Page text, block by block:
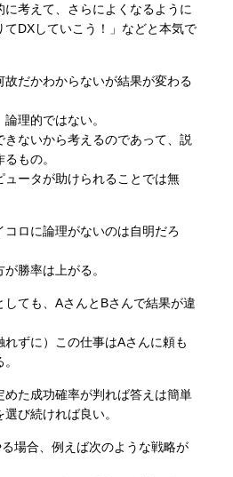
に考えて、さらによくなるように
てDXしていこう！」などと本気で
故だかわからないが結果が変わる
理的ではない。
ないから考えるのであって、説
もの。
ータが助けられることでは無
ロに論理がないのは自明だろ
勝率は上がる。
ても、AさんとBさんで結果が違
ずに）この仕事はAさんに頼も
めた成功確率が判れば答えは簡単
び続ければ良い。
る場合、例えば次のような戦略が